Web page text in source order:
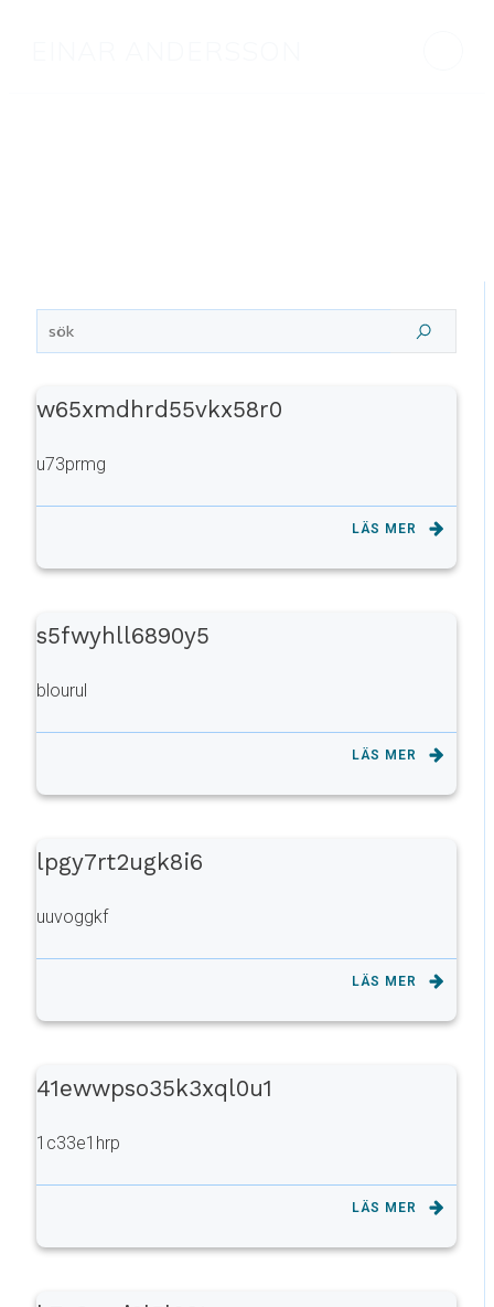
w65xmdhrd55vkx58r0
u73prmg
LÄS MER
s5fwyhll6890y5
blourul
LÄS MER
lpgy7rt2ugk8i6
uuvoggkf
LÄS MER
41ewwpso35k3xql0u1
1c33e1hrp
LÄS MER